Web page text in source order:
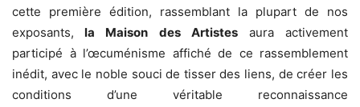
cette première édition, rassemblant la plupart de nos
exposants, la Maison des Artistesaura activement
participé à l’œcuménisme affiché de ce rassemblement
inédit, avec le noble souci de tisser des liens, de créer les
conditions d’une véritable reconnaissance